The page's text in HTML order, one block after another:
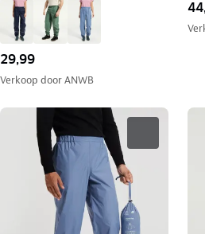
29,99
Verkoop doorANWB